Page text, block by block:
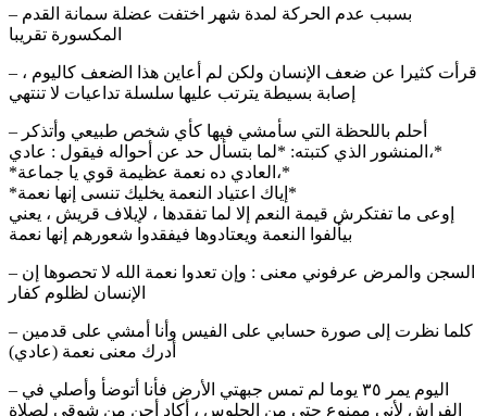
– بسبب عدم الحركة لمدة شهر اختفت عضلة سمانة القدم
المكسورة تقريبا
– قرأت كثيرا عن ضعف الإنسان ولكن لم أعاين هذا الضعف كاليوم ،
إصابة بسيطة يترتب عليها سلسلة تداعيات لا تنتهي
– أحلم باللحظة التي سأمشي فيها كأي شخص طبيعي وأتذكر
المنشور الذي كتبته: *لما بتسأل حد عن أحواله فيقول : عادي،*
*العادي ده نعمة عظيمة قوي يا جماعة،*
*إياك اعتياد النعمة يخليك تنسى إنها نعمة*
إوعى ما تفتكرش قيمة النعم إلا لما تفقدها ، لإيلاف قريش ، يعني
بيألفوا النعمة ويعتادوها فيفقدوا شعورهم إنها نعمة
– السجن والمرض عرفوني معنى : وإن تعدوا نعمة الله لا تحصوها إن
الإنسان لظلوم كفار
– كلما نظرت إلى صورة حسابي على الفيس وأنا أمشي على قدمين
أدرك معنى نعمة (عادي)
– اليوم يمر ٣٥ يوما لم تمس جبهتي الأرض فأنا أتوضأ وأصلي في
الفراش لأني ممنوع حتى من الجلوس ، أكاد أجن من شوقي لصلاة